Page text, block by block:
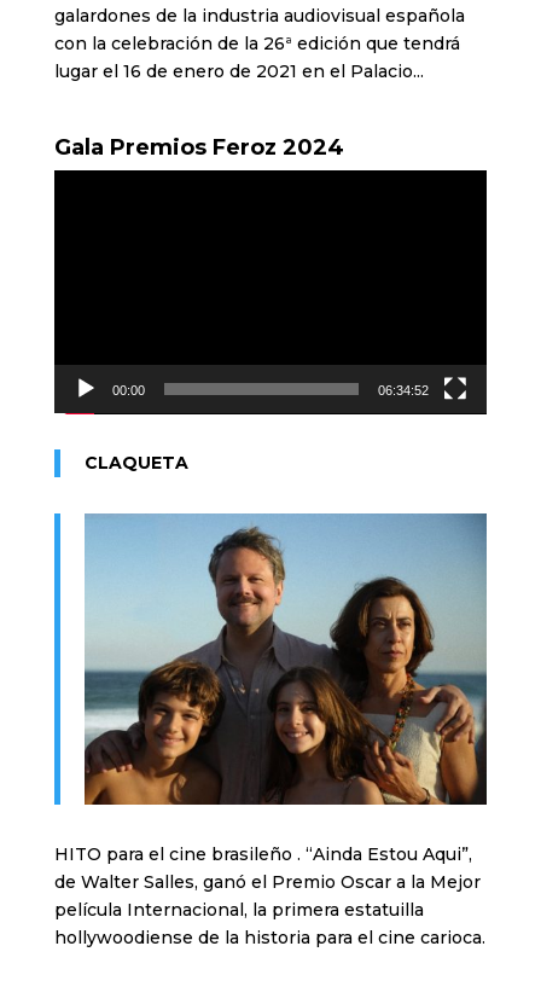
galardones de la industria audiovisual española
con la celebración de la 26ª edición que tendrá
lugar el 16 de enero de 2021 en el Palacio...
Gala Premios Feroz 2024
00:00 06:34:52
CLAQUETA
HITO para el cine brasileño . “Ainda Estou Aqui”,
de Walter Salles, ganó el Premio Oscar a la Mejor
película Internacional, la primera estatuilla
hollywoodiense de la historia para el cine carioca.